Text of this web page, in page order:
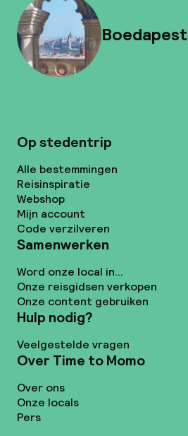
Boedapest
Op stedentrip
Alle bestemmingen
Reisinspiratie
Webshop
Mijn account
Code verzilveren
Samenwerken
Word onze local in...
Onze reisgidsen verkopen
Onze content gebruiken
Hulp nodig?
Veelgestelde vragen
Over Time to Momo
Over ons
Onze locals
Pers